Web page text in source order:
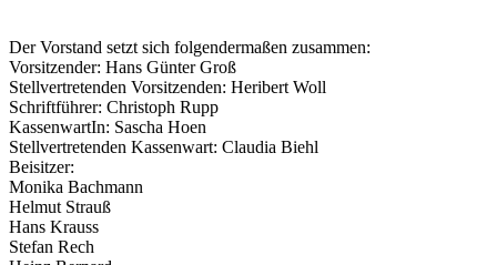
Der Vorstand setzt sich folgendermaßen zusammen:
Vorsitzender: Hans Günter Groß
Stellvertretenden Vorsitzenden: Heribert Woll
Schriftführer: Christoph Rupp
KassenwartIn: Sascha Hoen
Stellvertretenden Kassenwart: Claudia Biehl
Beisitzer:
Monika Bachmann
Helmut Strauß
Hans Krauss
Stefan Rech